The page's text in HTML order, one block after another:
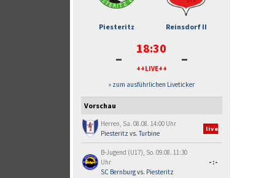
Piesteritz Reinsdorf II
- 18:30
++LIVE++ -
» zum ausführlichen Liveticker
Vorschau
Herren, Sa. 08.08. 14:00 Uhr
Piesteritz vs.Turbine
live
B-Jugend (U17), So. 09.08. 11:30
Uhr
SC Bernburgvs. Piesteritz
-:-